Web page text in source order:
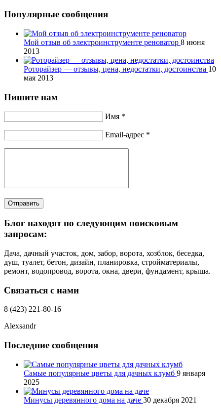
Популярные сообщения
Мой отзыв об электроинструменте реноватор 8 июня
2013
Роторайзер — отзывы, цена, недостатки, достоинства 10
мая 2013
Пишите нам
Имя *
Email-адрес *
Отправить
Блог находят по следующим поисковым
запросам:
Дача, дачный участок, дом, забор, ворота, хозблок, беседка,
душ, туалет, бетон, дизайн, планировка, стройматериалы,
ремонт, водопровод, ворота, окна, двери, фундамент, крыша.
Связаться с нами
8 (423) 221-80-16
Alexsandr
Последние сообщения
Самые популярные цветы для дачных клумб 9 января
2025
Минусы деревянного дома на даче 30 декабря 2021